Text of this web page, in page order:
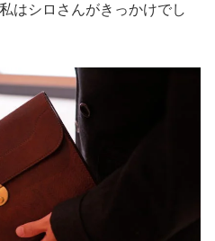
はシロさんがきっかけでし